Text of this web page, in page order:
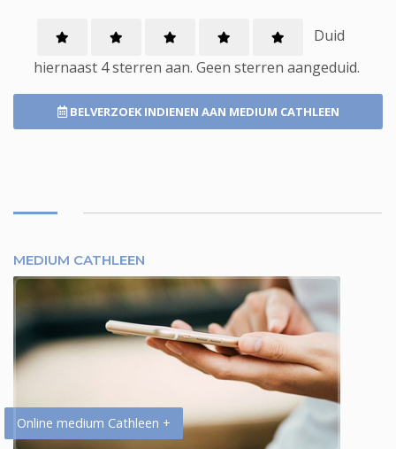
Duid
hiernaast 4 sterren aan. Geen sterren aangeduid.
BELVERZOEK INDIENEN AAN MEDIUM CATHLEEN
MEDIUM CATHLEEN
Online medium Cathleen +